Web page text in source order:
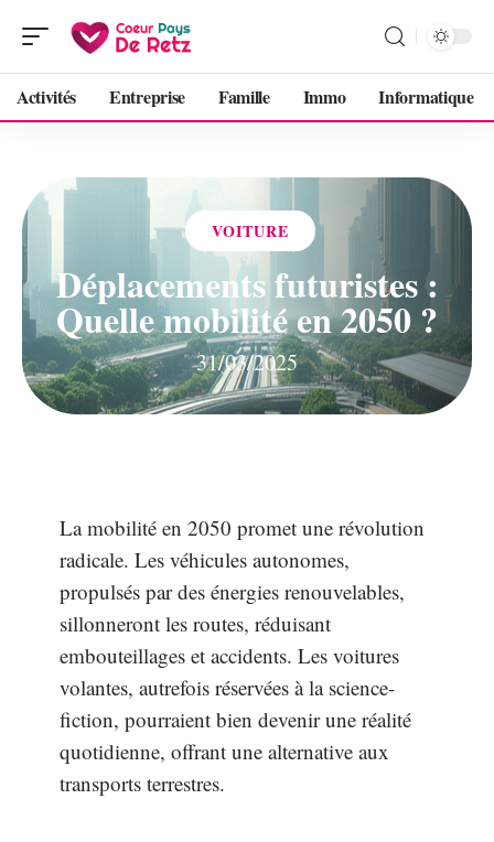
Activités Entreprise Famille Immo Informatique
VOITURE
Déplacements futuristes :
Quelle mobilité en 2050 ?
31/03/2025
La mobilité en 2050 promet une révolution
radicale. Les véhicules autonomes,
propulsés par des énergies renouvelables,
sillonneront les routes, réduisant
embouteillages et accidents. Les voitures
volantes, autrefois réservées à la science-
fiction, pourraient bien devenir une réalité
quotidienne, offrant une alternative aux
transports terrestres.